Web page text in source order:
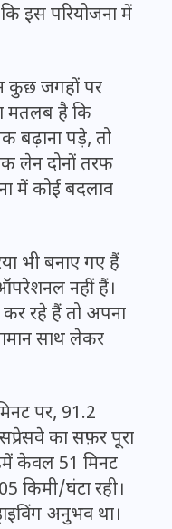
इस परियोजना में
कुछ जगहों पर
मतलब है कि
बढ़ाना पड़े, तो
लेन दोनों तरफ
में कोई बदलाव
भी बनाए गए हैं
नहीं हैं।
रहे हैं तो अपना
साथ लेकर
पर, 91.2
का सफ़र पूरा
केवल 51 मिनट
किमी/घंटा रही।
अनुभव था।